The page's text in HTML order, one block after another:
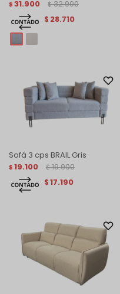
$ 31.900 $ 32.900
$ 28.710
Sofá 3 cps BRAIL Gris
$ 19.100 $ 19.900
$17.190